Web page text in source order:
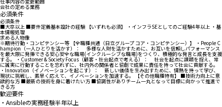
会社の定める業務
必須条件
必須条件
■大卒以上 ■要件定義基本設計の経験 【いずれも必須】 ・インフラSEとしてのご経験4年以上 ・基
本情報処理
求める人物像
※期待行動・コンピテンシー等 【全職種共通（日立グループ コア・コンピテンシー）】 ・People C
hampion（一人ひとりを活かす）： 多様な人財を活かすために、お互いを信頼しパフォーマンス
を最大限に発揮できる安心安全な職場(インクルーシブな職場)をつくり、積極的な発言と成長を支援
する。 ・Customer & Society Focus（顧客・社会起点で考える）： 社会を起点に課題を捉え、常
に誠実に行動することを忘れずに、社内外の関係者と協創で成果に責任を持って社会に貢献する。
・Innovation（イノベーションを起こす）： 新しい価値を生み出すために、情熱を持って学び、
現状に挑戦し、素早く応えて、イノベーションを加速する。 【その他職種特有】 ■技術力向上に意
欲的な方 ■最新の技術を身に着けたい方 ■協調性がありチーム一丸となって目標に向かって推進で
きる方
歓迎要件
・Ansibleの実務経験半年以上